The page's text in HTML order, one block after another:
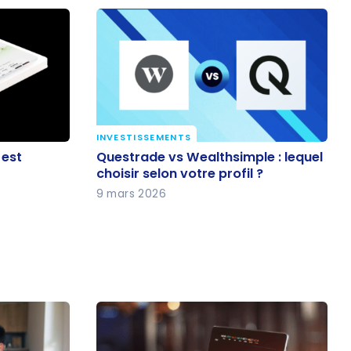
est
Questrade vs Wealthsimple :
lequel choisir selon votre profil ?
INVESTISSEMENTS
Questrade vs Wealthsimple : lequel
choisir selon votre profil ?
9 mars 2026